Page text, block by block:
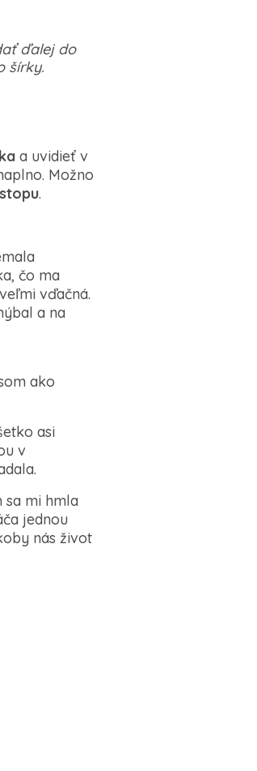
ďalej do
šírky.
a uvidieť v
Možno
stopu.
čo ma
vďačná.
a na
ako
asi
v
sa mi hmla
jednou
nás život